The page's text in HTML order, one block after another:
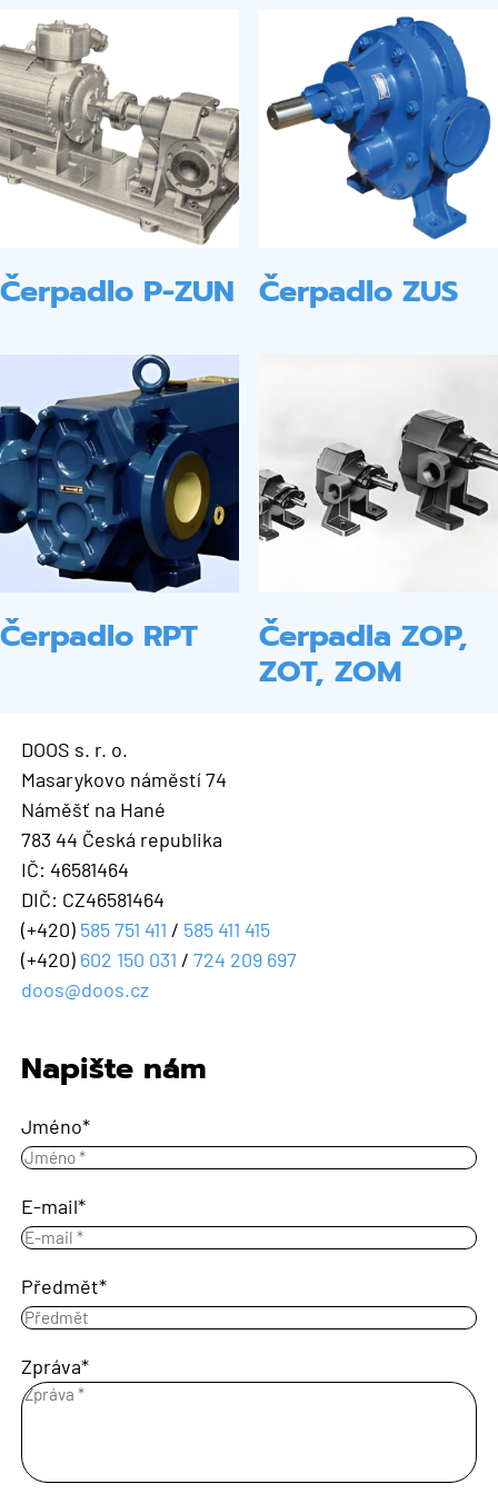
Čerpadlo P-ZUN Čerpadlo ZUS
Čerpadlo RPT
Čerpadla ZOP,
ZOT, ZOM
DOOS s. r. o.
Masarykovo náměstí 74
Náměšť na Hané
783 44 Česká republika
IČ: 46581464
DIČ: CZ46581464
(+420) 585 751 411 / 585 411 415
(+420) 602 150 031 / 724 209 697
doos@doos.cz
Napište nám
Jméno
E-mail
Předmět
Zpráva